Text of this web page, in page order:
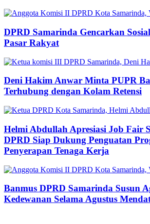
DPRD Samarinda Gencarkan
Pasar Rakyat
Deni Hakim Anwar Minta PUPR
Terhubung dengan Kolam Retensi
Helmi Abdullah Apresiasi Job Fair
DPRD Siap Dukung Penguatan
Penyerapan Tenaga Kerja
Banmus DPRD Samarinda Susun
Kedewanan Selama Agustus